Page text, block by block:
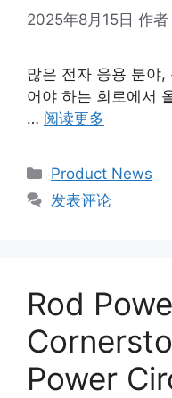
2025年8月15日 作者
많은 전자 응용 분야,
어야 하는 회로에서
… 阅读更多
Product News
发表评论
Rod
Power